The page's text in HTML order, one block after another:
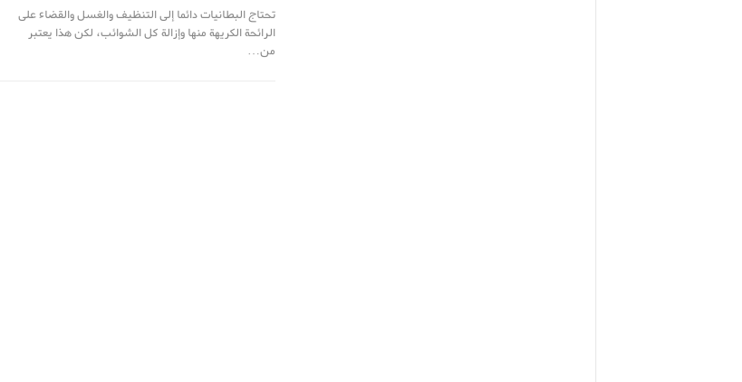
تحتاج البطانيات دائما إلى التنظيف والغسل والقضاء على
الرائحة الكريهة منها وإزالة كل الشوائب، لكن هذا يعتبر
من…